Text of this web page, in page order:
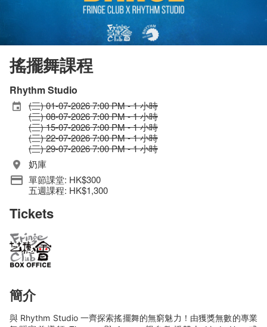
搖擺舞課程
Rhythm Studio
(三) 01-07-2026 7:00 PM - 1 小時
(三) 08-07-2026 7:00 PM - 1 小時
(三) 15-07-2026 7:00 PM - 1 小時
(三) 22-07-2026 7:00 PM - 1 小時
(三) 29-07-2026 7:00 PM - 1 小時
奶庫
單節課堂: HK$300
五週課程: HK$1,300
Tickets
簡介
與 Rhythm Studio 一齊探索搖擺舞的無窮魅力！由獲獎無數的專業